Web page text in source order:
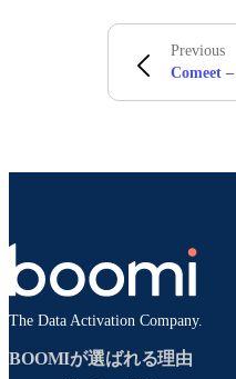
Previous
Comeet
The Data Activation Company.
BOOMIが選ばれる理由